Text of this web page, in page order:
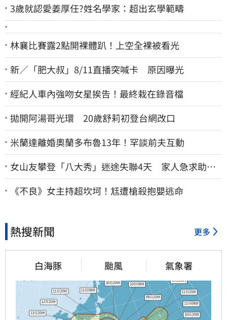
3歲就認愛姜厚任?姓名學家：超出玄學範疇
林襄比賽露2點開裸體趴！上空全裸被看光
新／「肥大叔」8/11直播突喊卡 原因曝光
經紀人車內強吻女星挨告！最終栽在錄音檔
拋開阿湯哥光環 20歲舒莉初登台網改口
米蘭達離婚奧蘭多布魯13年！罕談前夫互動
女山友攀登「八大秀」迷途失聯4天 家人急求助：
剩我媽還沒找到
《不良》女主持超坎坷！尪遭槍殺抱嬰逃命
熱搜新聞 更多
白海豚 颱風 氣象署